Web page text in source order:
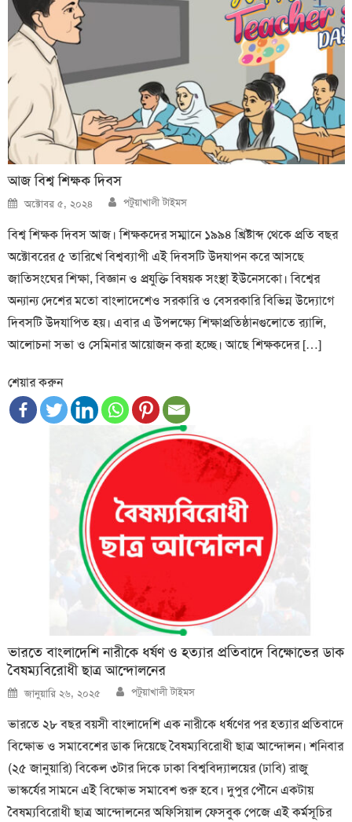
আজ বিশ্ব শিক্ষক দিবস
Posted
on
অক্টোবর ৫, ২০২৪ Author
পটুয়াখালী টাইমস
বিশ্ব শিক্ষক দিবস আজ। শিক্ষকদের সম্মানে ১৯৯৪ খ্রিষ্টাব্দ থেকে প্রতি বছর
অক্টোবরের ৫ তারিখে বিশ্বব্যাপী এই দিবসটি উদযাপন করে আসছে
জাতিসংঘের শিক্ষা, বিজ্ঞান ও প্রযুক্তি বিষয়ক সংস্থা ইউনেসকো। বিশ্বের
অন্যান্য দেশের মতো বাংলাদেশেও সরকারি ও বেসরকারি বিভিন্ন উদ্যোগে
দিবসটি উদযাপিত হয়। এবার এ উপলক্ষ্যে শিক্ষাপ্রতিষ্ঠানগুলোতে র‍্যালি,
আলোচনা সভা ও সেমিনার আয়োজন করা হচ্ছে। আছে শিক্ষকদের […]
শেয়ার করুন
ভারতে বাংলাদেশি নারীকে ধর্ষণ ও হত্যার প্রতিবাদে বিক্ষোভের ডাক
বৈষম্যবিরোধী ছাত্র আন্দোলনের
Posted
on
জানুয়ারি ২৬, ২০২৫ Author
পটুয়াখালী টাইমস
ভারতে ২৮ বছর বয়সী বাংলাদেশি এক নারীকে ধর্ষণের পর হত্যার প্রতিবাদে
বিক্ষোভ ও সমাবেশের ডাক দিয়েছে বৈষম্যবিরোধী ছাত্র আন্দোলন। শনিবার
(২৫ জানুয়ারি) বিকেল ৩টার দিকে ঢাকা বিশ্ববিদ্যালয়ের (ঢাবি) রাজু
ভাস্কর্যের সামনে এই বিক্ষোভ সমাবেশ শুরু হবে। দুপুর পৌনে একটায়
বৈষম্যবিরোধী ছাত্র আন্দোলনের অফিসিয়াল ফেসবুক পেজে এই কর্মসূচির